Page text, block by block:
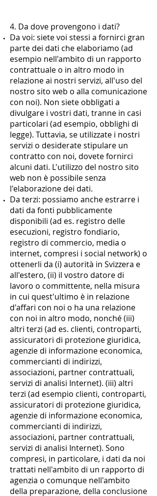
4. Da dove provengono i dati?
Da voi: siete voi stessi a fornirci gran
parte dei dati che elaboriamo (ad
esempio nell'ambito di un rapporto
contrattuale o in altro modo in
relazione ai nostri servizi, all'uso del
nostro sito web o alla comunicazione
con noi). Non siete obbligati a
divulgare i vostri dati, tranne in casi
particolari (ad esempio, obblighi di
legge). Tuttavia, se utilizzate i nostri
servizi o desiderate stipulare un
contratto con noi, dovete fornirci
alcuni dati. L'utilizzo del nostro sito
web non è possibile senza
l'elaborazione dei dati.
Da terzi: possiamo anche estrarre i
dati da fonti pubblicamente
disponibili (ad es. registro delle
esecuzioni, registro fondiario,
registro di commercio, media o
internet, compresi i social network) o
ottenerli da (i) autorità in Svizzera e
all'estero, (ii) il vostro datore di
lavoro o committente, nella misura
in cui quest'ultimo è in relazione
d'affari con noi o ha una relazione
con noi in altro modo, nonché (iii)
altri terzi (ad es. clienti, controparti,
assicuratori di protezione giuridica,
agenzie di informazione economica,
commercianti di indirizzi,
associazioni, partner contrattuali,
servizi di analisi Internet). (iii) altri
terzi (ad esempio clienti, controparti,
assicuratori di protezione giuridica,
agenzie di informazione economica,
commercianti di indirizzi,
associazioni, partner contrattuali,
servizi di analisi Internet). Sono
compresi, in particolare, i dati da noi
trattati nell'ambito di un rapporto di
agenzia o comunque nell'ambito
della preparazione, della conclusione